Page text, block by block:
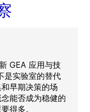
GEA 应用与技
是实验室的替代
早期决策的场
能否成为稳健的
得多。